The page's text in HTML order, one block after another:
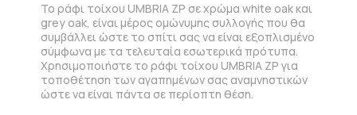
Το ράφι τοίχου UMBRIA ZP σε χρώμα white oak και
grey oak, είναι μέρος ομώνυμης συλλογής που θα
συμβάλλει ώστε το σπίτι σας να είναι εξοπλισμένο
σύμφωνα με τα τελευταία εσωτερικά πρότυπα.
Χρησιμοποιήστε το ράφι τοίχου UMBRIA ZP για
τοποθέτηση των αγαπημένων σας αναμνηστικών
ώστε να είναι πάντα σε περίοπτη θέση.